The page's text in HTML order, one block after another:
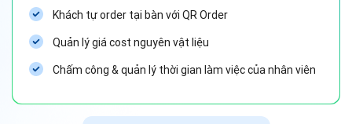
Khách tự order tại bàn với QR Order
Quản lý giá cost nguyên vật liệu
Chấm công & quản lý thời gian làm việc của nhân viên